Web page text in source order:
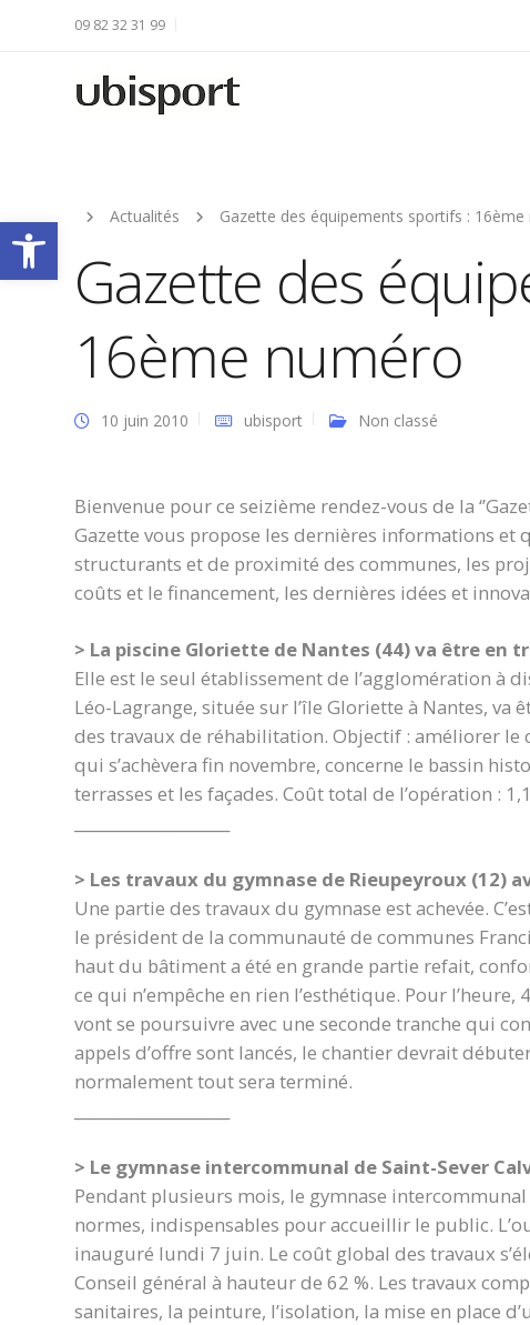
Ouvrir la barre d’outils
09 82 32 31 99
Actualités Gazette des équipements sportifs : 16ème
Gazette des
16ème numéro
10 juin 2010 ubisport Non classé
Bienvenue pour ce seizième rendez-vous de la
Gazette vous propose les dernières informations et
structurants et de proximité des communes, les
coûts et le financement, les dernières idées et
> La piscine Gloriette de Nantes (44) va être en
Elle est le seul établissement de l’agglomération à
Léo-Lagrange, située sur l’île Gloriette à Nantes,
des travaux de réhabilitation. Objectif : améliorer le
qui s’achèvera fin novembre, concerne le bassin
terrasses et les façades. Coût total de l’opération :
> Les travaux du gymnase de Rieupeyroux (12)
Une partie des travaux du gymnase est achevée.
le président de la communauté de communes
haut du bâtiment a été en grande partie refait,
ce qui n’empêche en rien l’esthétique. Pour
vont se poursuivre avec une seconde tranche qui
appels d’offre sont lancés, le chantier devrait
normalement tout sera terminé.
> Le gymnase intercommunal de Saint-Sever
Pendant plusieurs mois, le gymnase
normes, indispensables pour accueillir le public.
inauguré lundi 7 juin. Le coût global des travaux
Conseil général à hauteur de 62 %. Les travaux
sanitaires, la peinture, l’isolation, la mise en place